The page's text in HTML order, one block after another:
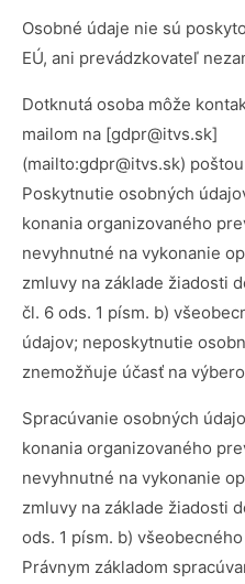
Osobné údaje nie sú
EÚ, ani prevádzkovateľ
Dotknutá osoba môže
mailom na [gdpr@itvs.sk]
(mailto:gdpr@itvs.sk)
Poskytnutie osobných
konania organizovaného
nevyhnutné na vykonanie
zmluvy na základe žiadosti
čl. 6 ods. 1 písm. b)
údajov; neposkytnutie
znemožňuje účasť na
Spracúvanie osobných
konania organizovaného
nevyhnutné na vykonanie
zmluvy na základe žiadosti
ods. 1 písm. b)
Právnym základom